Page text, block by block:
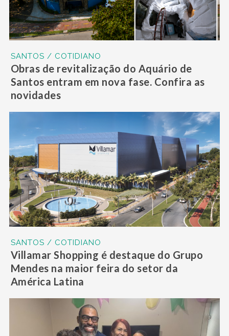
SANTOS / COTIDIANO
Obras de revitalização do Aquário de
Santos entram em nova fase. Confira as
novidades
SANTOS / COTIDIANO
Villamar Shopping é destaque do Grupo
Mendes na maior feira do setor da
América Latina